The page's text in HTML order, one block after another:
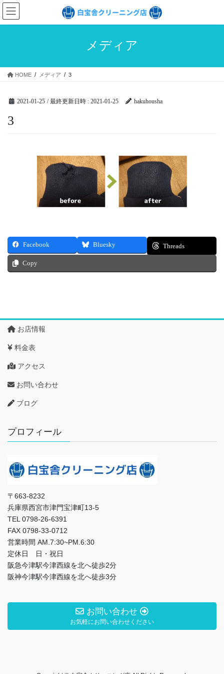
コ
ン
テ
ス
ナ
ビ
ゲ
ン
メディア
HOME メディア 3
2021-01-25 / 最終更新日時 : 2021-01-25 hakuhousha
3
Facebook Bluesky Threads
Copy
お店情報
料金表
アクセス
お問い合わせ
ブログ
プロフィール
〒663-8232
兵庫県西宮市津門宝津町13-5
TEL 0798-26-6391
FAX 0798-33-0712
営業時間 AM.7:30~PM.6:30
定休日 日・祝日
阪急今津駅今津西線を北へ徒歩2分
阪神今津駅今津西線を北へ徒歩3分
お問い合わせ
お気軽にお問い合わせください